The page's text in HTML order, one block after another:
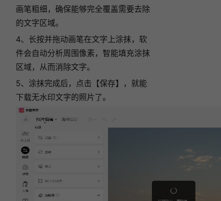
画笔粗细，确保能够完全覆盖需要去除
的文字区域。
4、长按并拖动画笔在文字上涂抹，软
件会自动分析周围像素，智能填充涂抹
区域，从而消除文字。
5、涂抹完成后，点击【保存】，就能
下载无水印文字的照片了。